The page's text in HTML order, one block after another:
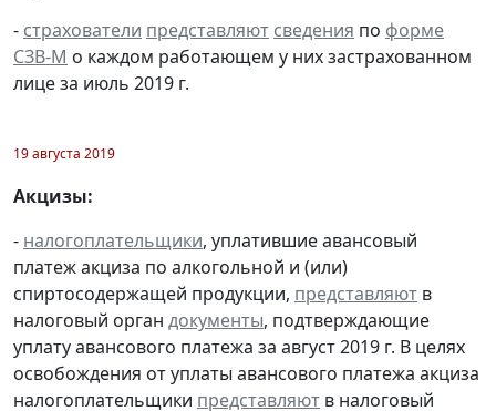
- страхователи представляют сведения по форме
СЗВ-М о каждом работающем у них застрахованном
лице за июль 2019 г.
19 августа 2019
Акцизы:
- налогоплательщики, уплатившие авансовый
платеж акциза по алкогольной и (или)
спиртосодержащей продукции, представляют в
налоговый орган документы, подтверждающие
уплату авансового платежа за август 2019 г. В целях
освобождения от уплаты авансового платежа акциза
налогоплательщики представляют в налоговый